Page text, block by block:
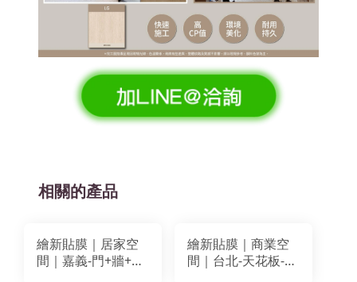
相關的產品
繪新貼膜｜居家空
間｜嘉義-門+牆+天
繪新貼膜｜商業空
間｜台北-天花板-牆